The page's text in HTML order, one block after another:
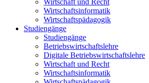
Wirtschaft und Recht
Wirtschaftsinformatik
Wirtschaftspädagogik
Studiengänge
Studiengänge
Betriebswirtschaftslehre
Digitale Betriebswirtschaftslehre
Wirtschaft und Recht
Wirtschaftsinformatik